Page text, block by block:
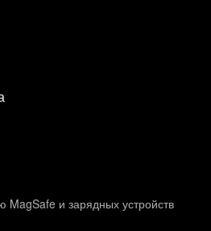
и зарядных устройств